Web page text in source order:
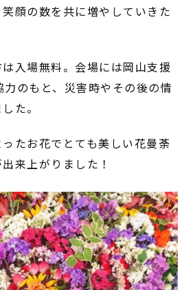
顔の数を共に増やしていきた
入場無料。会場には岡山支援
のもと、災害時やその後の情
た。
たお花でとても美しい花曼荼
来上がりました！